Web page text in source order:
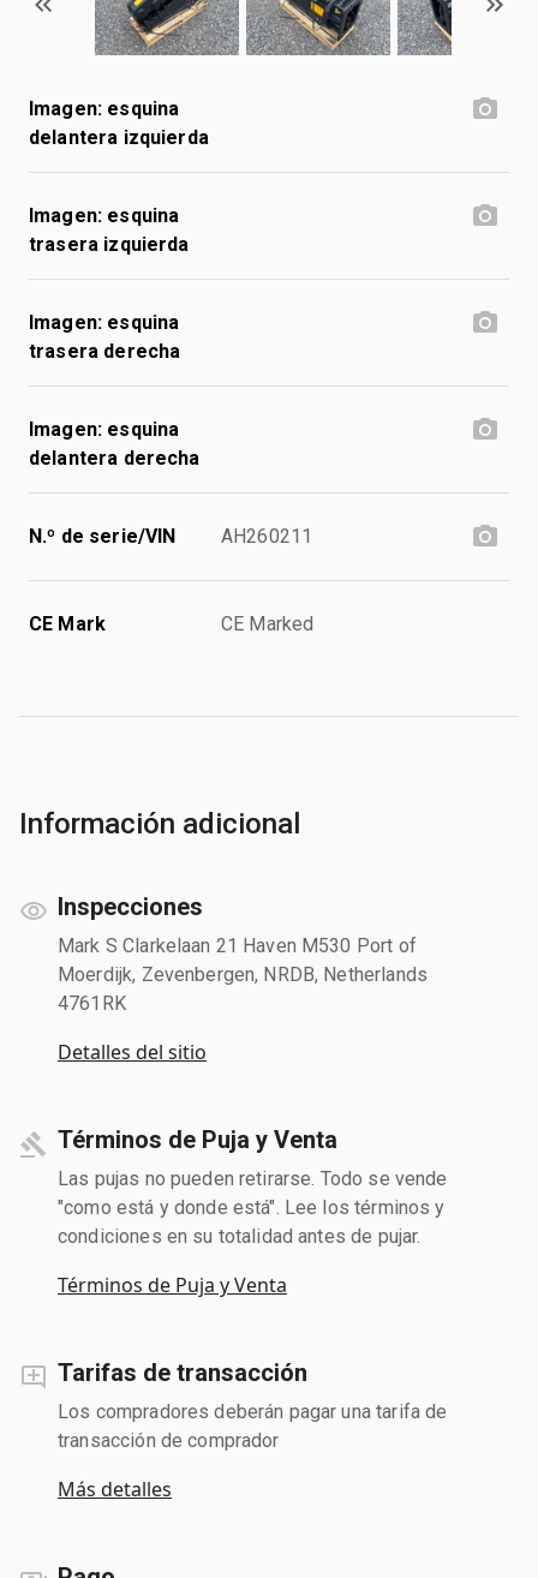
Imagen: esquina
delantera izquierda
Imagen: esquina
trasera izquierda
Imagen: esquina
trasera derecha
Imagen: esquina
delantera derecha
N.º de serie/VIN AH260211
CE Mark CE Marked
Información adicional
Inspecciones
Mark S Clarkelaan 21 Haven M530 Port of
Moerdijk, Zevenbergen, NRDB, Netherlands
4761RK
Detalles del sitio
Términos de Puja y Venta
Las pujas no pueden retirarse. Todo se vende
"como está y donde está". Lee los términos y
condiciones en su totalidad antes de pujar.
Términos de Puja y Venta
Tarifas de transacción
Los compradores deberán pagar una tarifa de
transacción de comprador
Más detalles